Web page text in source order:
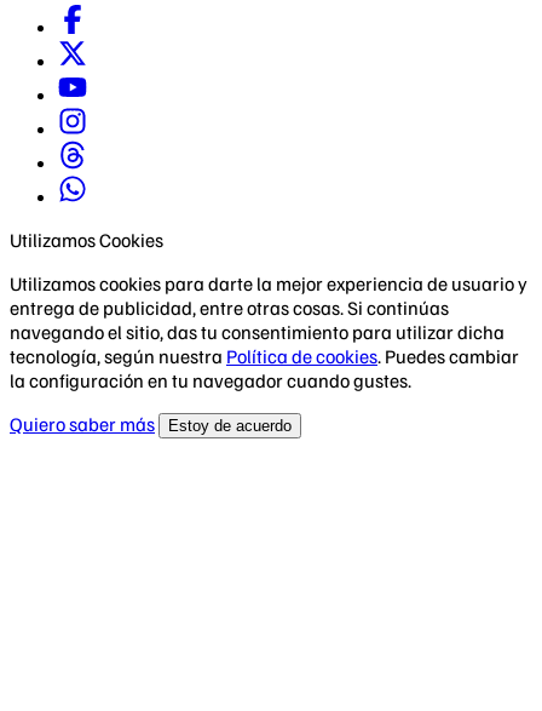
Utilizamos Cookies
Utilizamos cookies para darte la mejor experiencia de usuario y
entrega de publicidad, entre otras cosas. Si continúas
navegando el sitio, das tu consentimiento para utilizar dicha
tecnología, según nuestra Política de cookies. Puedes cambiar
la configuración en tu navegador cuando gustes.
Quiero saber más
Estoy de acuerdo